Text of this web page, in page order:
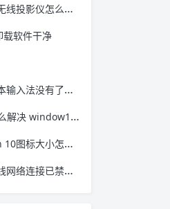
影仪怎么连接
软件干净
法没有了怎么办
资源管理器无响应
大小怎么设置
接已禁用怎么办